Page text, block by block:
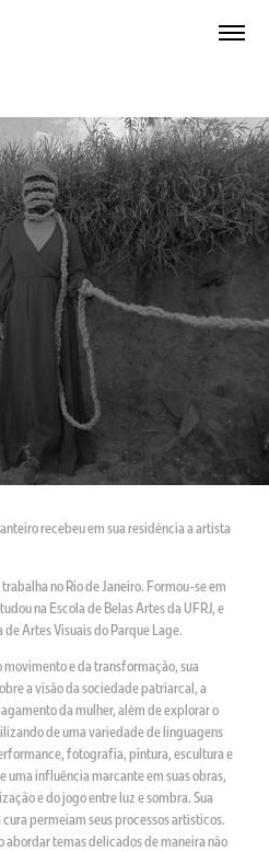
recebeu em sua residência a artista
no Rio de Janeiro. Formou-se em
na Escola de Belas Artes da UFRJ, e
Artes Visuais do Parque Lage.
e da transformação, sua
a visão da sociedade patriarcal, a
da mulher, além de explorar o
de uma variedade de linguagens
fotografia, pintura, escultura e
uma influência marcante em suas obras,
e do jogo entre luz e sombra. Sua
permeiam seus processos artísticos.
temas delicados de maneira não